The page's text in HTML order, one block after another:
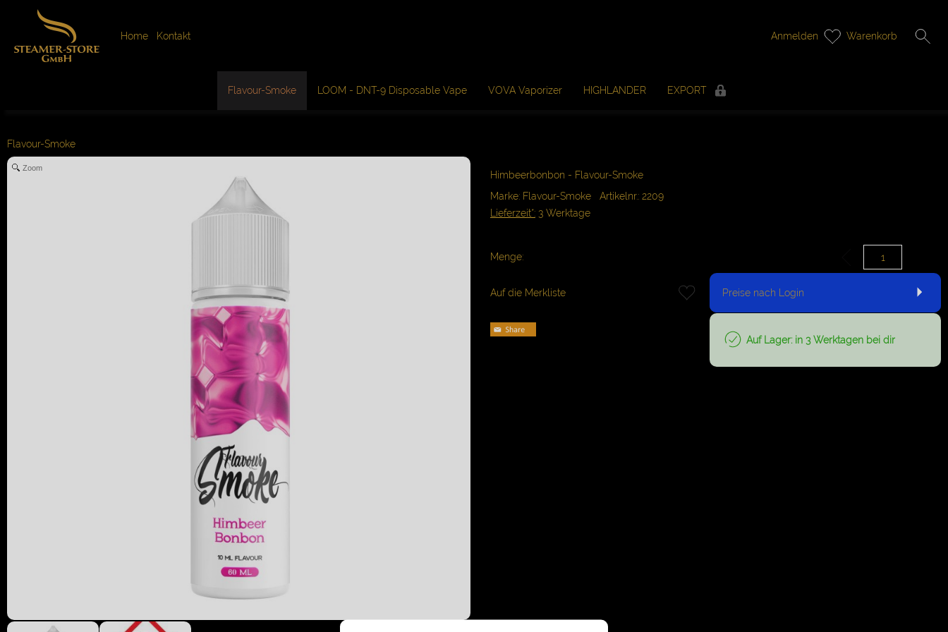
Home Kontakt Anmelden Warenkorb
Flavour-Smoke LOOM - DNT-9 Disposable Vape VOVA Vaporizer HIGHLANDER EXPORT
Flavour-Smoke
Zoom
Himbeerbonbon - Flavour-Smoke
Marke: Flavour-Smoke Artikelnr.: 2209
Lieferzeit*: 3 Werktage
Menge:
Auf die Merkliste Preise nach Login
Auf Lager: in 3 Werktagen bei dir